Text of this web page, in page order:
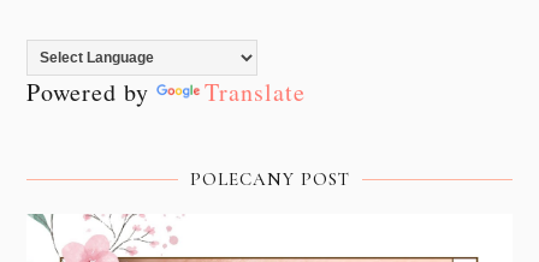
Powered by Translate
POLECANY POST